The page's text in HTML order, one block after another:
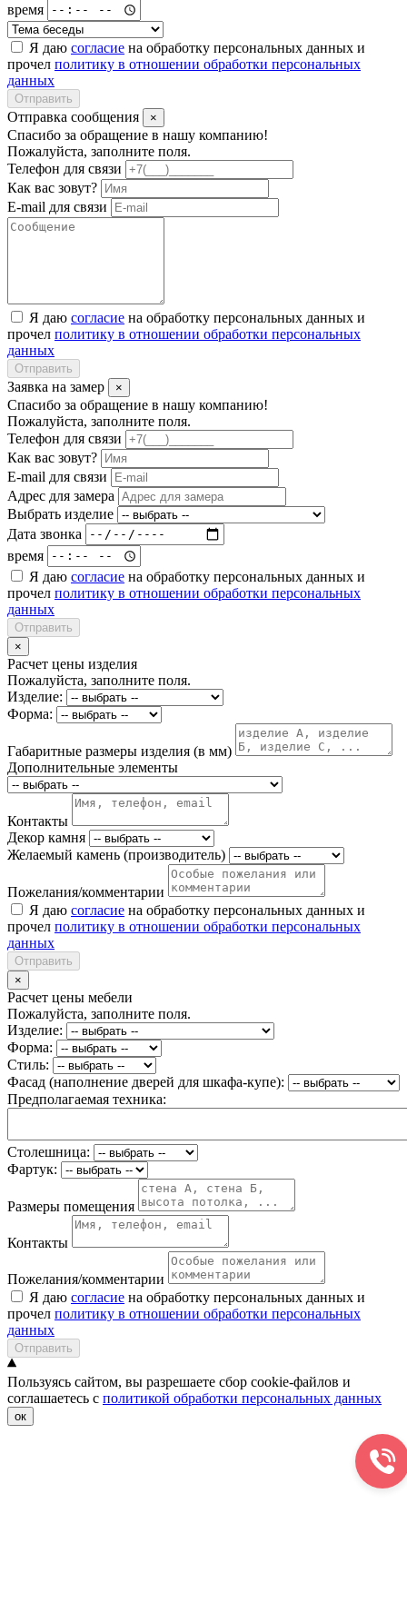
время
Я даю согласие на обработку персональных данных и
прочел политику в отношении обработки персональных
данных
Отправить
Отправка сообщения ×
Спасибо за обращение в нашу компанию!
Пожалуйста, заполните поля.
Телефон для связи
Как вас зовут?
E-mail для связи
Я даю согласие на обработку персональных данных и
прочел политику в отношении обработки персональных
данных
Отправить
Заявка на замер ×
Спасибо за обращение в нашу компанию!
Пожалуйста, заполните поля.
Телефон для связи
Как вас зовут?
E-mail для связи
Адрес для замера
Выбрать изделие
Дата звонка
время
Я даю согласие на обработку персональных данных и
прочел политику в отношении обработки персональных
данных
Отправить
×
Расчет цены изделия
Пожалуйста, заполните поля.
Изделие:
Форма:
Габаритные размеры изделия (в мм)
Дополнительные элементы
Контакты
Декор камня
Желаемый камень (производитель)
Пожелания/комментарии
Я даю согласие на обработку персональных данных и
прочел политику в отношении обработки персональных
данных
Отправить
×
Расчет цены мебели
Пожалуйста, заполните поля.
Изделие:
Форма:
Стиль:
Фасад (наполнение дверей для шкафа-купе):
Предполагаемая техника:
Столешница:
Фартук:
Размеры помещения
Контакты
Пожелания/комментарии
Я даю согласие на обработку персональных данных и
прочел политику в отношении обработки персональных
данных
Отправить
Пользуясь сайтом, вы разрешаете сбор cookie-файлов и
соглашаетесь с политикой обработки персональных данных
ок